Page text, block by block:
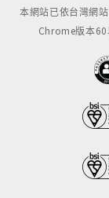
本網站已依台灣網
Chrome版本